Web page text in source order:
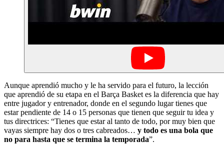
Aunque aprendió mucho y le ha servido para el futuro, la lección
que aprendió de su etapa en el Barça Basket es la diferencia que hay
entre jugador y entrenador, donde en el segundo lugar tienes que
estar pendiente de 14 o 15 personas que tienen que seguir tu idea y
tus directrices: “Tienes que estar al tanto de todo, por muy bien que
vayas siempre hay dos o tres cabreados… y todo es una bola que
no para hasta que se termina la temporada”.